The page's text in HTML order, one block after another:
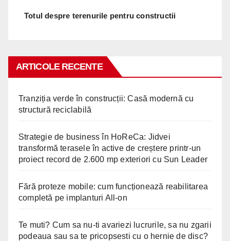
Totul despre terenurile pentru constructii
ARTICOLE RECENTE
Tranziția verde în construcții: Casă modernă cu
structură reciclabilă
Strategie de business în HoReCa: Jidvei
transformă terasele în active de creștere printr-un
proiect record de 2.600 mp exteriori cu Sun Leader
Fără proteze mobile: cum funcționează reabilitarea
completă pe implanturi All-on
Te muti? Cum sa nu-ti avariezi lucrurile, sa nu zgarii
podeaua sau sa te pricopsesti cu o hernie de disc?